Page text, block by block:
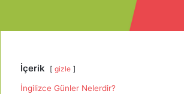
İçerik gizle
İngilizce Günler Nelerdir?